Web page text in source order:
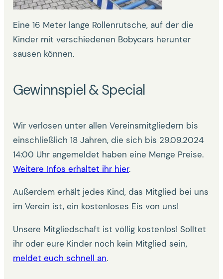
Eine 16 Meter lange Rollenrutsche, auf der die
Kinder mit verschiedenen Bobycars herunter
sausen können.
Gewinnspiel & Special
Wir verlosen unter allen Vereinsmitgliedern bis
einschließlich 18 Jahren, die sich bis 29.09.2024
14:00 Uhr angemeldet haben eine Menge Preise.
Weitere Infos erhaltet ihr hier.
Außerdem erhält jedes Kind, das Mitglied bei uns
im Verein ist, ein kostenloses Eis von uns!
Unsere Mitgliedschaft ist völlig kostenlos! Solltet
ihr oder eure Kinder noch kein Mitglied sein,
meldet euch schnell an.